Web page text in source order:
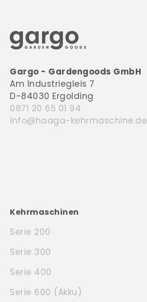
Gargo - Gardengoods GmbH
Am Industriegleis 7
D-84030 Ergolding
0871 20 65 01 94
info@haaga-kehrmaschine.de
Kehrmaschinen
Serie 200
Serie 300
Serie 400
Serie 600 (Akku)